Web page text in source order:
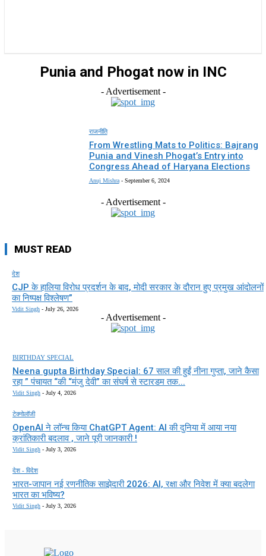
Punia and Phogat now in INC
- Advertisement -
राजनीति
From Wrestling Mats to Politics: Bajrang
Punia and Vinesh Phogat’s Entry into
Congress Ahead of Haryana Elections
Anuj Mishra - September 6, 2024
- Advertisement -
MUST READ
देश
CJP के हालिया विरोध प्रदर्शन के बाद, मोदी सरकार के दौरान हुए प्रमुख आंदोलनों
का निष्पक्ष विश्लेषण”
Vidit Singh - July 26, 2026
- Advertisement -
BIRTHDAY SPECIAL
Neena gupta Birthday Special: 67 साल की हुईं नीना गुप्ता, जाने कैसा
रहा ” पंचायत “की “मंजु देवी” का संघर्ष से स्टारडम तक...
Vidit Singh - July 4, 2026
टेक्नोलॉजी
OpenAI ने लॉन्च किया ChatGPT Agent: AI की दुनिया में आया नया
क्रांतिकारी बदलाव , जाने पूरी जानकारी !
Vidit Singh - July 3, 2026
देश - विदेश
भारत-जापान नई रणनीतिक साझेदारी 2026: AI, रक्षा और निवेश में क्या बदलेगा
भारत का भविष्य?
Vidit Singh - July 3, 2026